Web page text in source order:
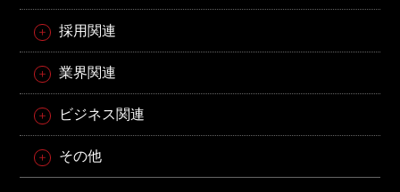
採用関連
業界関連
ビジネス関連
その他